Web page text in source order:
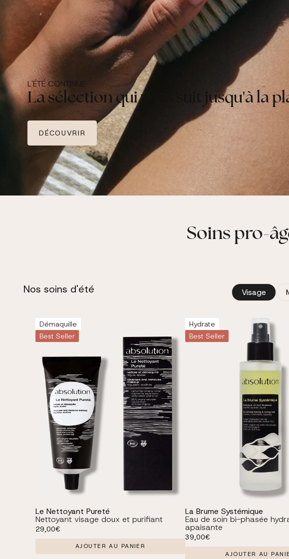
L'ÉTÉ CONTINUE
La sélection qui vous suit jusqu'à la
DÉCOUVRIR
Soins pro-
Nos soins d'été Visage
Démaquille
Best Seller
Le Nettoyant Pureté
Nettoyant visage doux et purifiant
Prix habituel
29,00€
AJOUTER AU PANIER
Hydrate
Best Seller
La Brume Systémique
Eau de soin bi-phasée
apaisante
Prix habituel
39,00€
AJOUTER AU